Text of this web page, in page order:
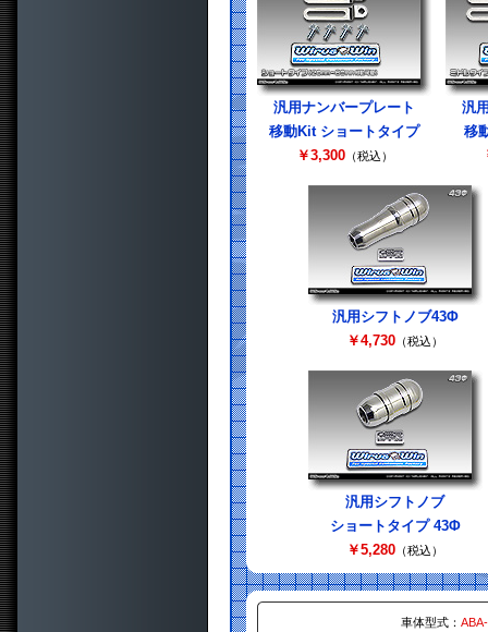
汎用ナンバープレート
移動Kit ショートタイプ
￥3,300（税込）
汎
移
汎用シフトノブ43Φ
￥4,730 （税込）
汎用シフトノブ
ショートタイプ 43Φ
￥5,280 （税込）
車体型式：